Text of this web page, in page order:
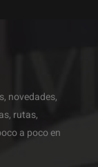
novedades,
rutas,
a poco en